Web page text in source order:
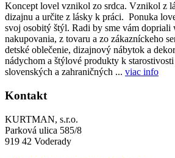
Koncept lovel vznikol zo srdca. Vznikol z
dizajnu a určite z lásky k práci. Ponuka
svoj osobitý štýl. Radi by sme vám dopriali
nakupovania, z tovaru a zo zákazníckeho
detské oblečenie, dizajnový nábytok a
nádychom a štýlové produkty k
slovenských a zahraničných ... viac info
Kontakt
KURTMAN, s.r.o.
Parková ulica 585/8
919 42 Voderady